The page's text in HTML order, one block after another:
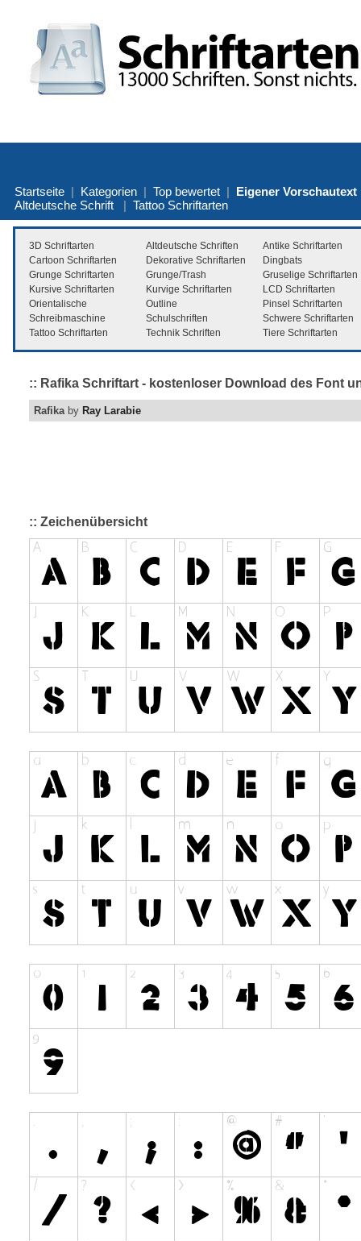
Startseite | Kategorien | Top bewertet | Eigener Vorschautext
Altdeutsche Schrift | Tattoo Schriftarten
3D Schriftarten Altdeutsche Schriften
Antike Schriftarten
Cartoon Schriftarten
Dekorative Schriftarten
Dingbats
Grunge Schriftarten
Grunge/Trash
Gruselige Schriftarten
Kursive Schriftarten
Kurvige Schriftarten
LCD Schriftarten
Orientalische
Outline
Pinsel Schriftarten
Schreibmaschine
Schulschriften
Schwere Schriftarten
Tattoo Schriftarten
Technik Schriften Tiere Schriftarten
:: Rafika Schriftart - kostenloser Download des Font
Rafikaby Ray Larabie
:: Zeichenübersicht